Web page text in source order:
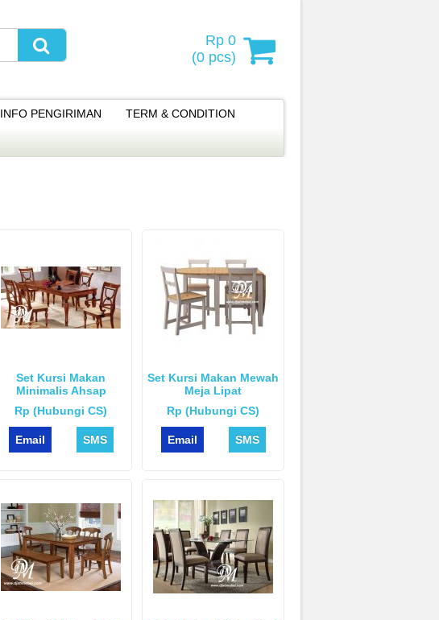
Rp 0
(0 pcs)
INFO PENGIRIMAN TERM & CONDITION
Set Kursi Makan
Minimalis Ahsap
Rp (Hubungi CS)
Email SMS
Set Kursi Makan Mewah
Meja Lipat
Rp (Hubungi CS)
Email SMS